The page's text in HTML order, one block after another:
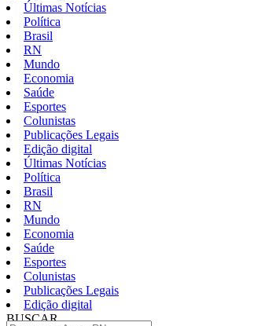
Últimas Notícias
Política
Brasil
RN
Mundo
Economia
Saúde
Esportes
Colunistas
Publicações Legais
Edição digital
Últimas Notícias
Política
Brasil
RN
Mundo
Economia
Saúde
Esportes
Colunistas
Publicações Legais
Edição digital
BUSCAR